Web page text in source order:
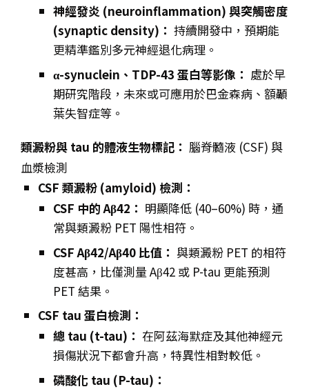
神經發炎 (neuroinflammation) 與突觸密度
(synaptic density)： 持續開發中，預期能
更精準鑑別多元神經退化病理。
α-synuclein、TDP-43 蛋白等影像： 處於早
期研究階段，未來或可應用於巴金森病、額顳
葉失智症等。
類澱粉與 tau 的體液生物標記： 腦脊髓液 (CSF) 與
血漿檢測
CSF 類澱粉 (amyloid) 檢測：
CSF 中的 Aβ42： 明顯降低 (40–60%) 時，通
常與類澱粉 PET 陽性相符。
CSF Aβ42/Aβ40 比值： 與類澱粉 PET 的相符
度甚高，比僅測量 Aβ42 或 P-tau 更能預測
PET 結果。
CSF tau 蛋白檢測：
總 tau (t-tau)： 在阿茲海默症及其他神經元
損傷狀況下都會升高，特異性相對較低。
磷酸化 tau (P-tau)：